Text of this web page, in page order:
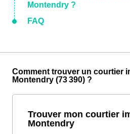
Montendry ?
FAQ
Comment trouver un courtier
Montendry (73 390) ?
Trouver mon courtier
Montendry